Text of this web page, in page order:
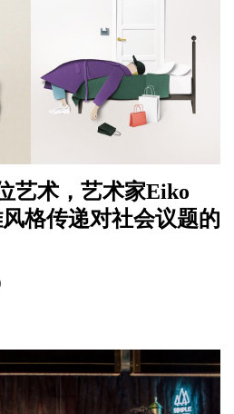
艺术，艺术家Eiko
格传递对社会议题的